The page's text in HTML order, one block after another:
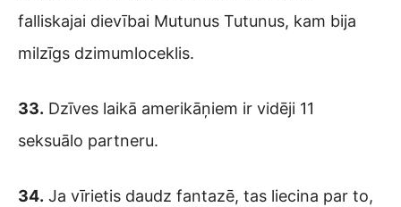
falliskajai dievībai Mutunus Tutunus, kam bija
milzīgs dzimumloceklis.
33. Dzīves laikā amerikāņiem ir vidēji 11
seksuālo partneru.
34. Ja vīrietis daudz fantazē, tas liecina par to,